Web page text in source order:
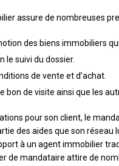
assure de nombreuses
des biens immobiliers
le suivi du dossier.
de vente et d’achat.
bon de visite ainsi que les
pour son client, le
des aides que son
à un agent immobilier
de mandataire attire de